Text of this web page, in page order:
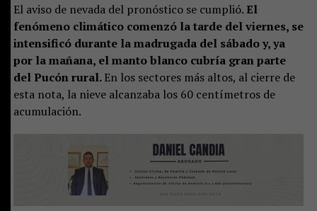
El aviso de nevada del pronóstico se cumplió. El
fenómeno climático comenzó la tarde del viernes, se
intensificó durante la madrugada del sábado y, ya
por la mañana, el manto blanco cubría gran parte
del Pucón rural.En los sectores más altos, al cierre de
esta nota, la nieve alcanzaba los 60 centímetros de
acumulación.